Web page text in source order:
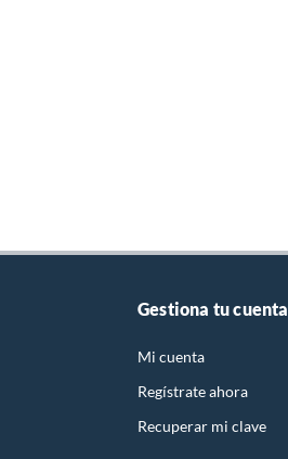
Gestiona tu cuenta
Mi cuenta
Regístrate ahora
Recuperar mi clave